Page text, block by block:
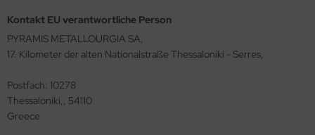
Kontakt EU verantwortliche Person
PYRAMIS METALLOURGIA SA,
17. Kilometer der alten Nationalstraße Thessaloniki - Serres,
Postfach: 10278
Thessaloniki,, 54110
Greece